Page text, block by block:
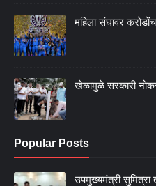
महिला संघावर
खेळामुळे सरकारी
Popular Posts
उपमुख्यमंत्री सुमित्रा